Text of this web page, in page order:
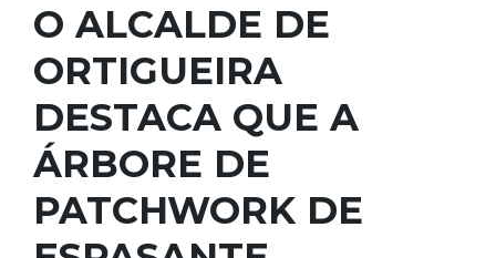
O ALCALDE DE
ORTIGUEIRA
DESTACA QUE A
ÁRBORE DE
PATCHWORK DE